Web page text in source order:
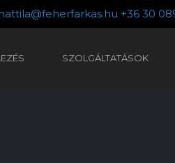
+36 30
SZOLGÁLTATÁSOK